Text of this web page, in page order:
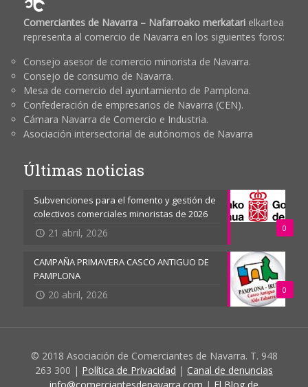
Comerciantes de Navarra – Nafarroako merkatarielkartea
representa al comercio de Navarra en los siguientes foros:
Consejo asesor de comercio minorista de Navarra.
Consejo de consumo de Navarra.
Mesa de comercio del ayuntamiento de Pamplona.
Confederación de empresarios de Navarra (CEN).
Cámara Navarra de Comercio e Industria.
Asociación intersectorial de autónomos de Navarra
Últimas noticias
0
Subvenciones para el fomento y gestión de
colectivos comerciales minoristas de 2026
21 abril, 2026
0
CAMPAÑA PRIMAVERA CASCO ANTIGUO DE
PAMPLONA
20 abril, 2026
© 2018 Asociación de Comerciantes de Navarra. T. 948
263 300 | Política de Privacidad | Canal de denuncias